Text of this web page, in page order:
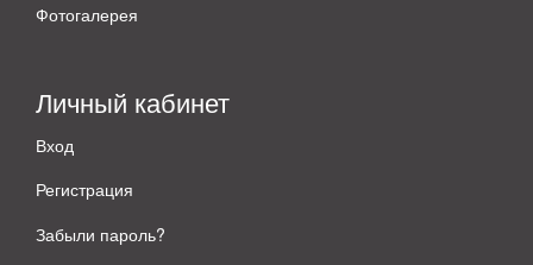
Фотогалерея
Личный кабинет
Вход
Регистрация
Забыли пароль?